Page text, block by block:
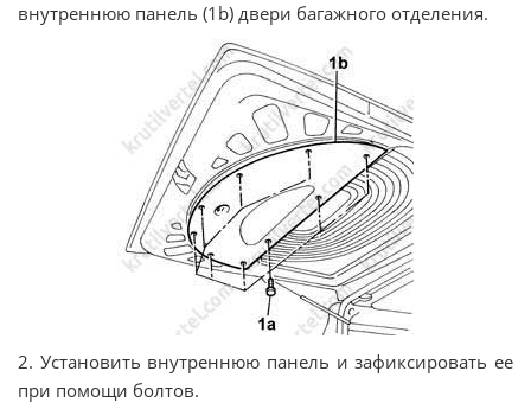
внутреннюю панель (1b) двери багажного отделения.
2. Установить внутреннюю панель и зафиксировать ее
при помощи болтов.